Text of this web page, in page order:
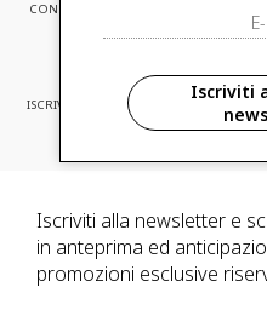
CONSEGNA EXPRESS
ISCRIVITI ED ACCEDI A PROMOZIONI
RISERVATE
Iscriviti alla newsletter e
in anteprima ed
promozioni esclusive
Iscriviti